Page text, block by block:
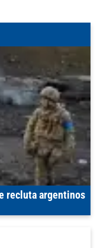
recluta argentinos